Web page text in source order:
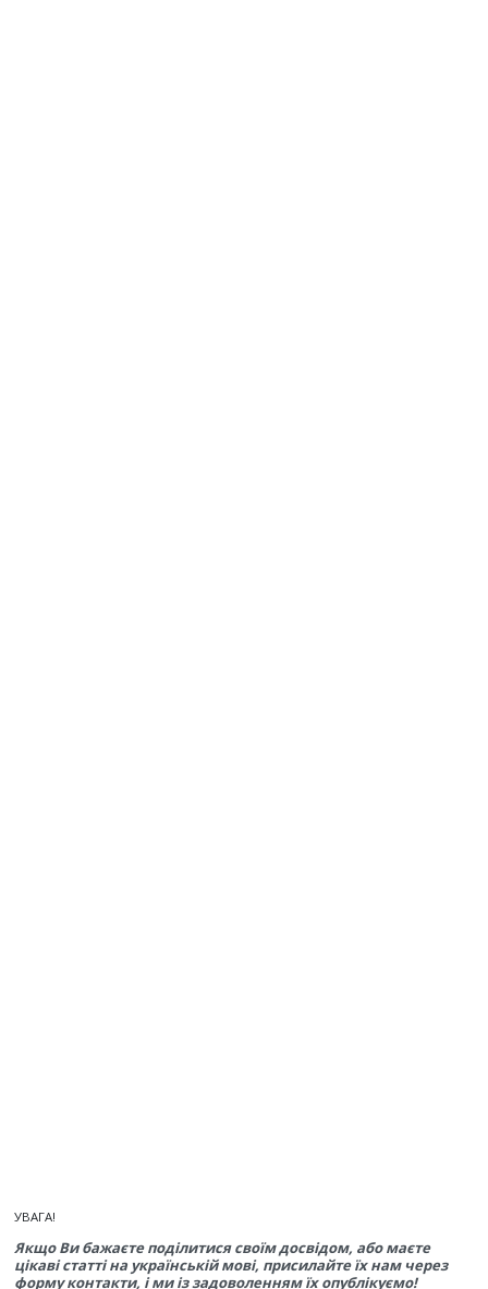
УВАГА!
Якщо Ви бажаєте поділитися своїм досвідом, або маєте
цікаві статті на українській мові, присилайте їх нам через
форму контакти, і ми із задоволенням їх опублікуємо!